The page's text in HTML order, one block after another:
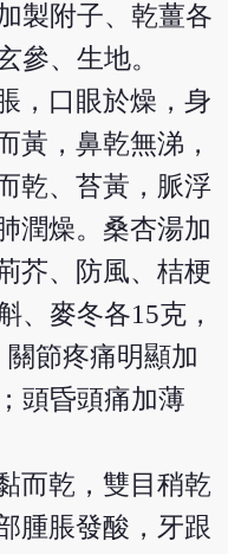
製附子、乾薑各
參、生地。
，口眼於燥，身
黃，鼻乾無涕，
乾、苔黃，脈浮
潤燥。桑杏湯加
芥、防風、桔梗
、麥冬各15克，
節疼痛明顯加
頭昏頭痛加薄
而乾，雙目稍乾
腫脹發酸，牙跟